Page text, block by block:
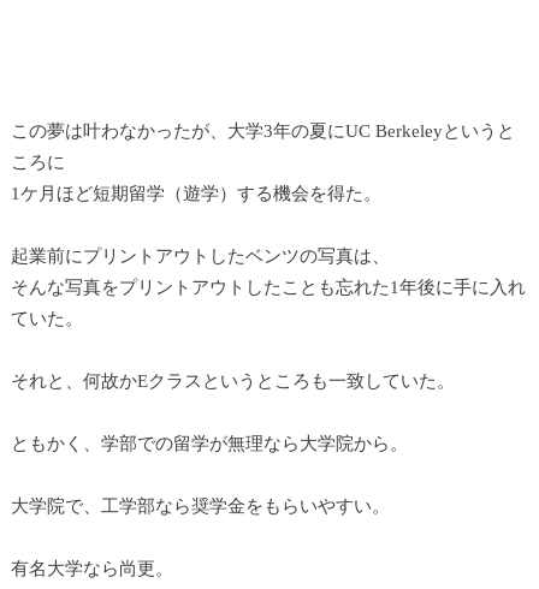
この夢は叶わなかったが、大学3年の夏にUC Berkeleyというと
ころに
1ケ月ほど短期留学（遊学）する機会を得た。
起業前にプリントアウトしたベンツの写真は、
そんな写真をプリントアウトしたことも忘れた1年後に手に入れ
ていた。
それと、何故かEクラスというところも一致していた。
ともかく、学部での留学が無理なら大学院から。
大学院で、工学部なら奨学金をもらいやすい。
有名大学なら尚更。